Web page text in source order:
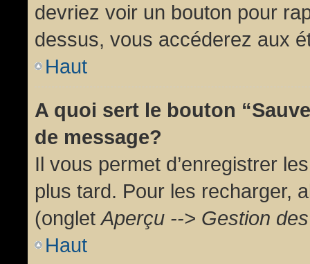
devriez voir un bouton pour
dessus, vous accéderez aux
Haut
A quoi sert le bouton
de message?
Il vous permet d’enregistrer
plus tard. Pour les recharger,
(ongletAperçu --> Gestion
Haut